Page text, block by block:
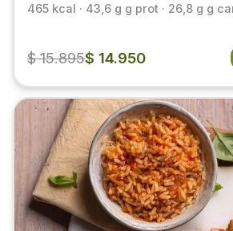
465 kcal · 43,6 g g prot · 26,8 g g
$ 15.895$ 14.950